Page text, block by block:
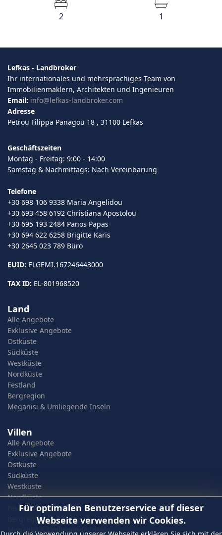
2 1
Lefkas - Landbroker
Ihr internationales und mehrsprachiges Team von
Immobilienmaklern, Architekten und Ingenieuren
Email: info@lefkas-landbroker.com
Adresse
Petrou Filippa Panagou 18 , 31100 Lefkas
Geschäftszeiten
Montag - Freitag: 9:00 - 14:00
Samstag & Nachmittags: Nach Vereinbarung
Telefone
+30 698 106 9338 Maria Angelidou
+30 693 458 6192 Christiana Apostolou
+30 695 193 2484 Panos Papas
+30 694 622 6258 Brigitte Karis
+30 2645 023 789 Büro
EUID: ELGEMI.167246443000
TAX ID: EL-801968520
Land
Alle Angebote
Exklusive Angebote
Ostküste
Südküste
Westküste
Nordküste
Festland
Bergregion
Meganisi & Umliegende Inseln
Villen
Alle Angebote
Exklusive Angebote
Ostküste
Südküste
Westküste
Nordküste
Festland
Bergregion
Meganisi & Umliegende Inseln
Für optimalen Benutzerservice auf dieser
Webseite verwenden wir Cookies.